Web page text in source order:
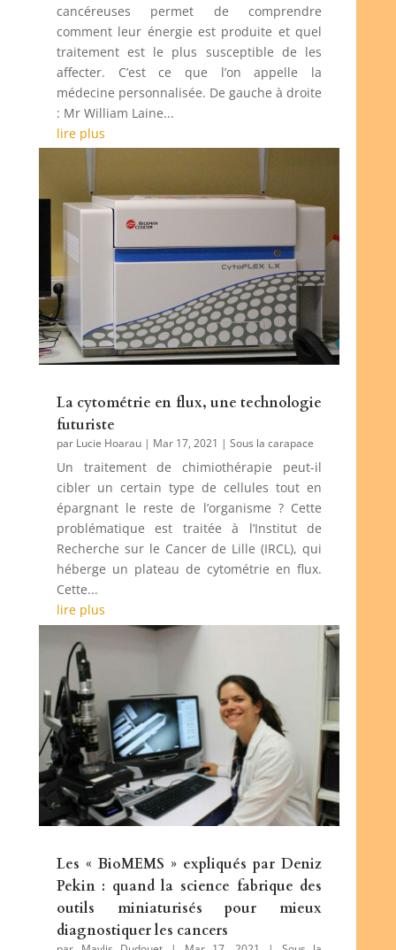
cancéreuses permet de comprendre
comment leur énergie est produite et quel
traitement est le plus susceptible de les
affecter. C’est ce que l’on appelle la
médecine personnalisée. De gauche à droite
: Mr William Laine...
lire plus
La cytométrie en flux, une technologie
futuriste
par Lucie Hoarau| Mar 17, 2021 | Sous la carapace
Un traitement de chimiothérapie peut-il
cibler un certain type de cellules tout en
épargnant le reste de l’organisme ? Cette
problématique est traitée à l’Institut de
Recherche sur le Cancer de Lille (IRCL), qui
héberge un plateau de cytométrie en flux.
Cette...
lire plus
Les « BioMEMS » expliqués par Deniz
Pekin : quand la science fabrique des
outils miniaturisés pour mieux
diagnostiquer les cancers